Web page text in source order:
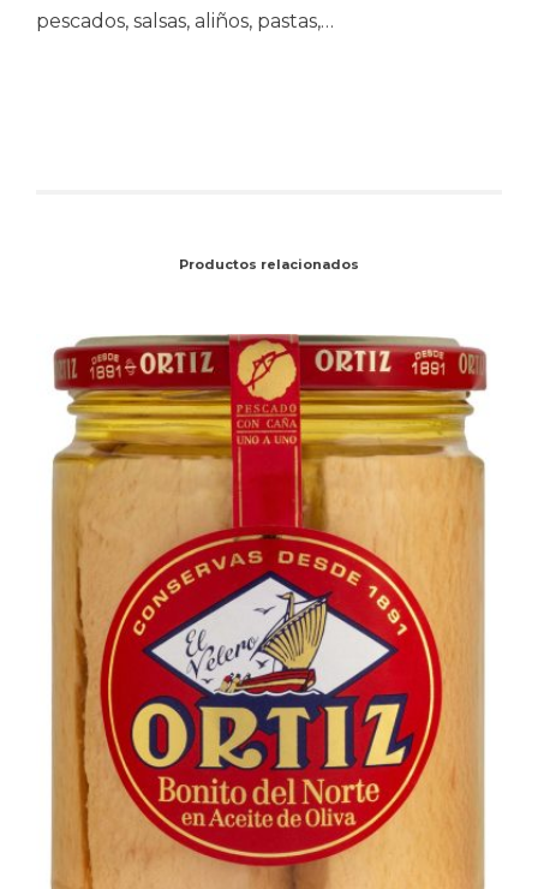
pescados, salsas, aliños, pastas,…
Productos relacionados